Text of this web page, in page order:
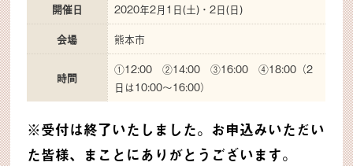
開催日
2020年2月1日(土)・2日(日)
会場
熊本市
時間
①12:00 ②14:00 ③16:00 ④18:00（2
日は10:00〜16:00）
※受付は終了いたしました。お申込みいただい
た皆様、まことにありがとうございます。